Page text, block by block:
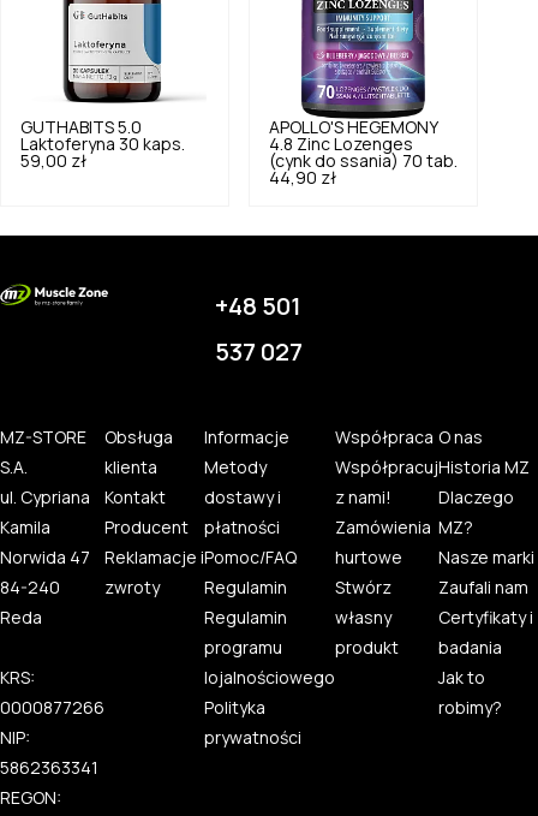
GUTHABITS 5.0
Laktoferyna 30 kaps.
59,00 zł
APOLLO'S HEGEMONY
4.8 Zinc Lozenges
(cynk do ssania) 70 tab.
44,90 zł
+48 501
537 027
MZ-STORE
S.A.
ul. Cypriana
Kamila
Norwida 47
84-240
Reda
KRS:
0000877266
NIP:
5862363341
REGON:
Obsługa
klienta
Kontakt
Producent
Reklamacje i
zwroty
Informacje
Metody
dostawy i
płatności
Pomoc/FAQ
Regulamin
Regulamin
programu
lojalnościowego
Polityka
prywatności
Współpraca
Współpracuj
z nami!
Zamówienia
hurtowe
Stwórz
własny
produkt
O nas
Historia MZ
Dlaczego
MZ?
Nasze marki
Zaufali nam
Certyfikaty i
badania
Jak to
robimy?